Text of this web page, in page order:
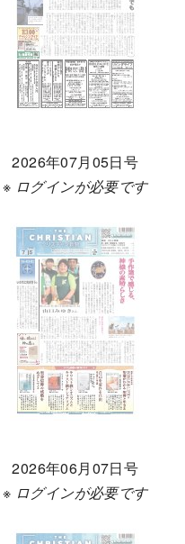
2026年07月05日号
※ ログインが必要です
2026年06月07日号
※ ログインが必要です